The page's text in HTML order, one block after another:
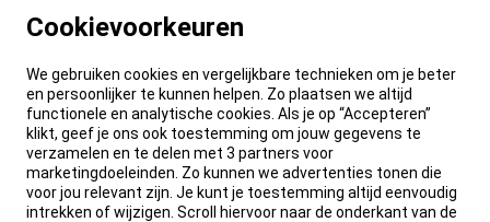
Cookievoorkeuren
We gebruiken cookies en vergelijkbare technieken om je beter
en persoonlijker te kunnen helpen. Zo plaatsen we altijd
functionele en analytische cookies. Als je op “Accepteren”
klikt, geef je ons ook toestemming om jouw gegevens te
verzamelen en te delen met 3 partners voor
marketingdoeleinden. Zo kunnen we advertenties tonen die
voor jou relevant zijn. Je kunt je toestemming altijd eenvoudig
intrekken of wijzigen. Scroll hiervoor naar de onderkant van de